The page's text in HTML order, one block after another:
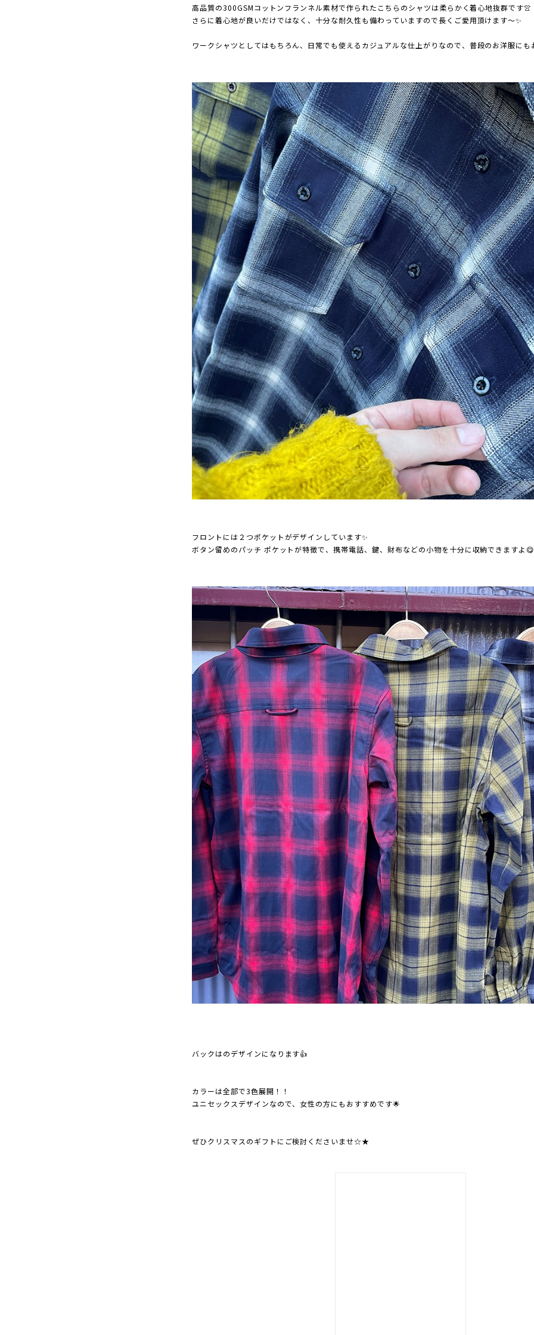
高品質の300GSMコットンフランネル素材で作られたこちらのシャツは柔らかく着心地抜群です👚
さらに着心地が良いだけではなく、十分な耐久性も備わっていますので長くご愛用頂けます～✨
ワークシャツとしてはもちろん、日常でも使えるカジュアルな仕上がりなので、普段のお洋服に
フロントには２つポケットがデザインしています✨
ボタン留めのパッチ ポケットが特徴で、携帯電話、鍵、財布などの小物を十分に収納できますよ
バックはのデザインになります👍
カラーは全部で3色展開！！
ユニセックスデザインなので、女性の方にもおすすめです🌟
ぜひクリスマスのギフトにご検討くださいませ☆★